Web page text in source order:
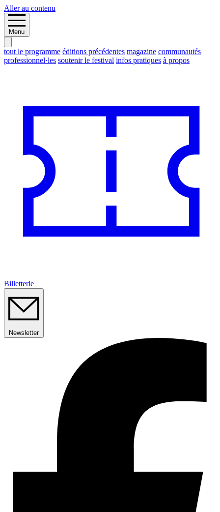
Aller au contenu
Menu
tout le programme éditions précédentes magazine communautés
professionnel·les soutenir le festival infos pratiques à propos
Billetterie
Newsletter